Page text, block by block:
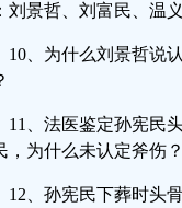
刘景哲、刘富民、
10、为什么刘景哲说
？
11、法医鉴定孙宪民
，为什么未认定斧
12、孙宪民下葬时头